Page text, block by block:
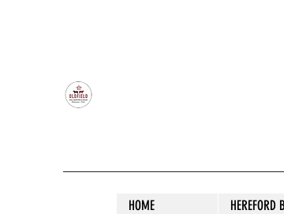
HOME HEREFORD